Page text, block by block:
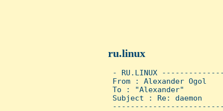
ru.linux
- RU.LINUX
From : Alexander
To : "Alexander"
Subject : Re: daemon